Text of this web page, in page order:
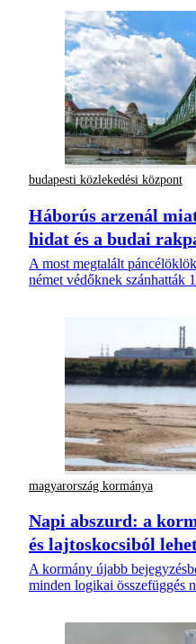
budapesti közlekedési központ
Háborús arzenál
hidat és a budai
A most megtalált
német védőknek szánhatták
magyarország kormánya
Napi abszurd: a
és lajtoskocsiból
A kormány újabb
minden logikai összefüggés